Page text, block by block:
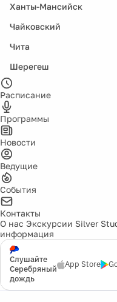
Ханты-Мансийск
Чайковский
Чита
Шерегеш
Расписание
Программы
Новости
Ведущие
События
Контакты
О нас Экскурсии Silver
информация
Слушайте
Серебряный
дождь
App Store